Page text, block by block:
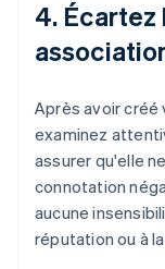
4. Écartez
Après avoir
examinez
assurer qu'elle
connotation
aucune
réputation ou à